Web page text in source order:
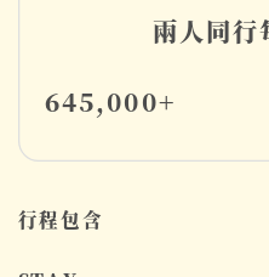
兩人同
645,000+
行程包含